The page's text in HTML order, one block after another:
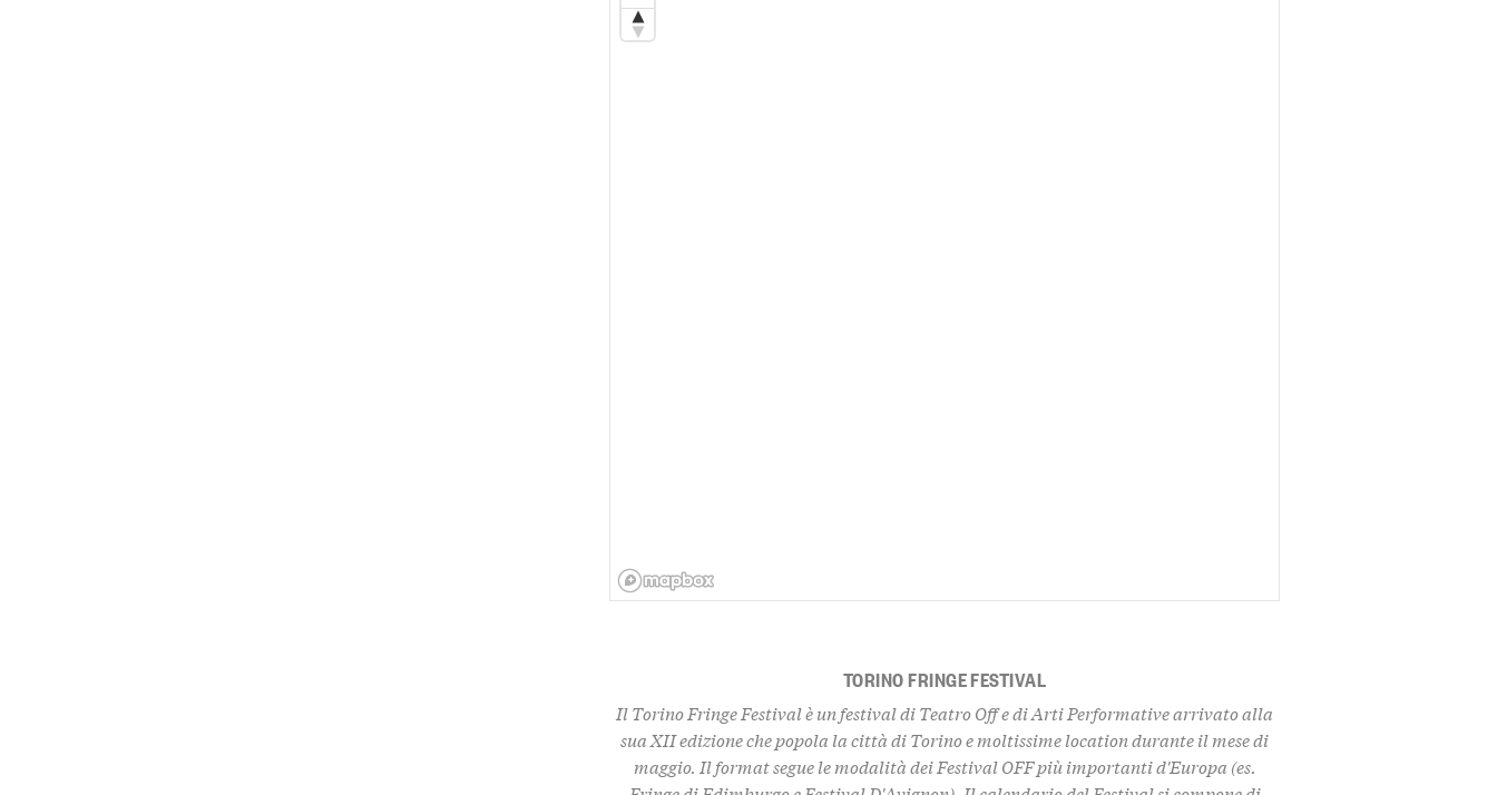
TORINO FRINGE FESTIVAL
Il Torino Fringe Festival è un festival di Teatro Off e di Arti Performative arrivato alla
sua XII edizione che popola la città di Torino e moltissime location durante il mese di
maggio. Il format segue le modalità dei Festival OFF più importanti d'Europa (es.